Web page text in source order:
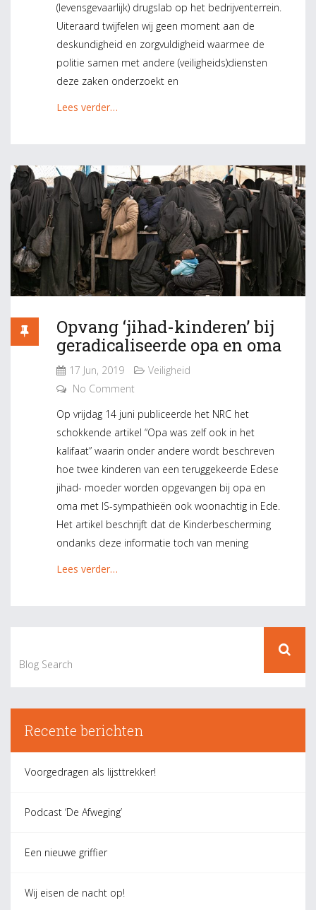
(levensgevaarlijk) drugslab op het bedrijventerrein.
Uiteraard twijfelen wij geen moment aan de
deskundigheid en zorgvuldigheid waarmee de
politie samen met andere (veiligheids)diensten
deze zaken onderzoekt en
Lees verder…
Opvang ‘jihad-kinderen’ bij
geradicaliseerde opa en oma
17 Jun, 2019
Veiligheid
No Comment
Op vrijdag 14 juni publiceerde het NRC het
schokkende artikel “Opa was zelf ook in het
kalifaat” waarin onder andere wordt beschreven
hoe twee kinderen van een teruggekeerde Edese
jihad- moeder worden opgevangen bij opa en
oma met IS-sympathieën ook woonachtig in Ede.
Het artikel beschrijft dat de Kinderbescherming
ondanks deze informatie toch van mening
Lees verder…
Recente berichten
Voorgedragen als lijsttrekker!
Podcast ‘De Afweging’
Een nieuwe griffier
Wij eisen de nacht op!